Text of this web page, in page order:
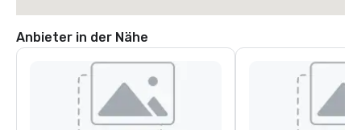
Anbieter in der Nähe